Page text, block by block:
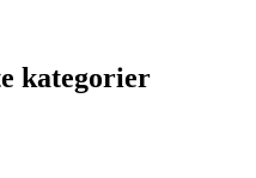
kundeservice via:
kategorier